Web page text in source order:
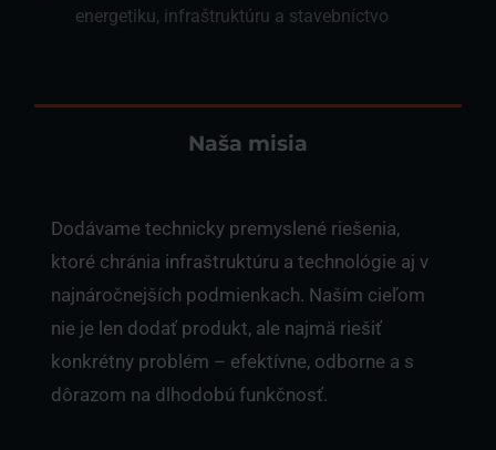
energetiku, infraštruktúru a stavebníctvo
Naša misia
Dodávame technicky premyslené riešenia,
ktoré chránia infraštruktúru a technológie aj v
najnáročnejších podmienkach. Naším cieľom
nie je len dodať produkt, ale najmä riešiť
konkrétny problém – efektívne, odborne a s
dôrazom na dlhodobú funkčnosť.